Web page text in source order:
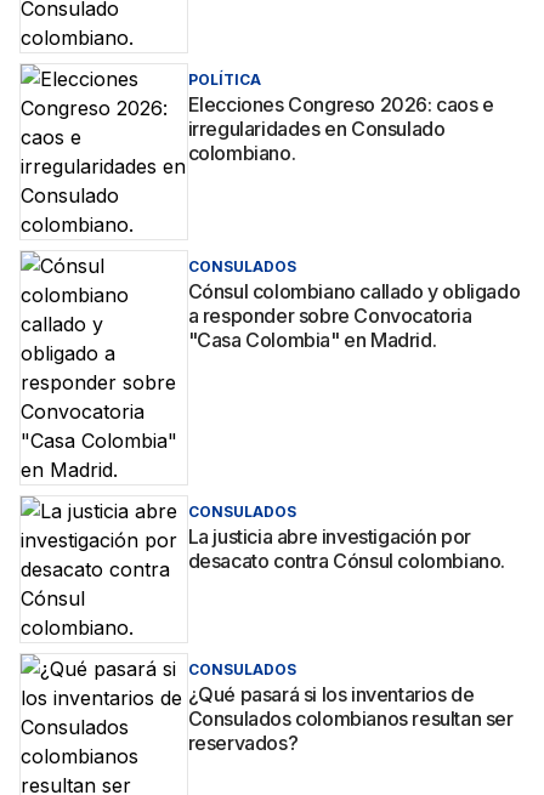
POLÍTICA
Elecciones Congreso 2026: caos e
irregularidades en Consulado
colombiano.
CONSULADOS
Cónsul colombiano callado y obligado
a responder sobre Convocatoria
"Casa Colombia" en Madrid.
CONSULADOS
La justicia abre investigación por
desacato contra Cónsul colombiano.
CONSULADOS
¿Qué pasará si los inventarios de
Consulados colombianos resultan ser
reservados?